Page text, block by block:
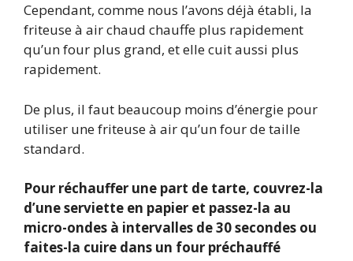
Cependant, comme nous l’avons déjà établi, la
friteuse à air chaud chauffe plus rapidement
qu’un four plus grand, et elle cuit aussi plus
rapidement.
De plus, il faut beaucoup moins d’énergie pour
utiliser une friteuse à air qu’un four de taille
standard.
Pour réchauffer une part de tarte, couvrez-la
d’une serviette en papier et passez-la au
micro-ondes à intervalles de 30 secondes ou
faites-la cuire dans un four préchauffé